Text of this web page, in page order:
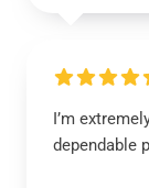
I’m
dependable